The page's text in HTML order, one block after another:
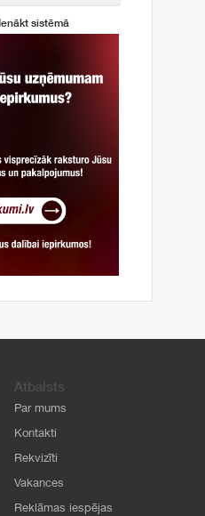
Ienākt sistēmā
Atbalsts
Par mums
Kontakti
Rekvizīti
Vakances
Reklāmas iespējas